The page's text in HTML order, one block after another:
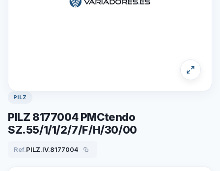
PILZ
PILZ 8177004 PMCtendo
SZ.55/1/1/2/7/F/H/30/00
Ref.PILZ.IV.8177004